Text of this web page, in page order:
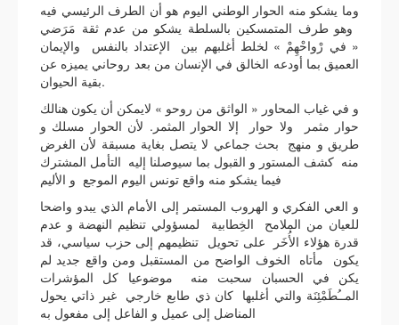
وما يشكو منه الحوار الوطني اليوم هو أن الطرف الرئيسي فيه
وهو طرف المتمسكين بالسلطة يشكو من عدم ثقة مَرَضي
« في رْواحْهِمْ » لخلط أغلبهم بين الإعتداد بالنفس والإيمان
العميق بما أودعه الخالق في الإنسان من بعد روحاني يميزه عن
بقية الحيوان.
و في غياب المحاور « الواثق من روحو » لايمكن أن يكون هنالك
حوار مثمر ولا حوار إلا الحوار المثمر. لأن الحوار مسلك و
طريق و منهج بحث جماعي لا يتصل بغاية مسبقة لأن الغرض
منه كشف المستور و القبول بما سيوصلنا إليه التأمل المشترك
فيما يشكو منه واقع تونس اليوم الموجع و الأليم
و العي الفكري و الهروب المستمر إلى الأمام الذي يبدو واضحا
للعيان من الملامح الخِطابية لمسؤولي تنظيم النهضة و عدم
قدرة هؤلاء الأُخَر على تحويل تنظيمهم إلى حزب سياسي، قد
يكون مأتاه الخوف الواضح من المستقبل ومن واقع جديد لم
يكن في الحسبان سحبت منه موضوعيا كل المؤشرات
المــُطَمْئِنَة والتي أغلبها كان ذي طابع خارجي غير ذاتي يحول
المناضل إلى عميل و الفاعل إلى مفعول به